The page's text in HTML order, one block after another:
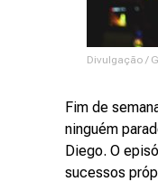
Divulgação /
Fim de
ninguém
Diego. O
sucessos